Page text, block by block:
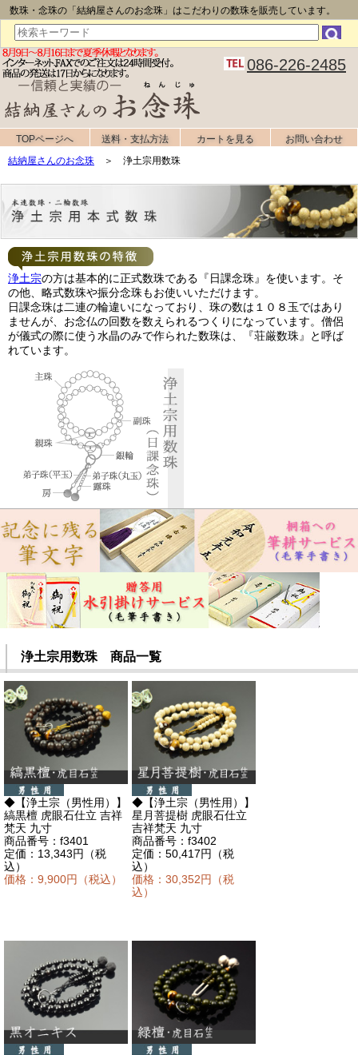
数珠・念珠の「結納屋さんのお念珠」はこだわりの数珠を販売しています。
086-226-2485
TOPページへ 送料・支払方法 カートを見る
お問い合わせ
結納屋さんのお念珠 ＞ 浄土宗用数珠
浄土宗の方は基本的に正式数珠である『日課念珠』を使います。そ
の他、略式数珠や振分念珠もお使いいただけます。
日課念珠は二連の輪違いになっており、珠の数は１０８玉ではあり
ませんが、お念仏の回数を数えられるつくりになっています。僧侶
が儀式の際に使う水晶のみで作られた数珠は、『荘厳数珠』と呼ば
れています。
浄土宗用数珠 商品一覧
◆【浄土宗（男性用）】
縞黒檀 虎眼石仕立 吉祥
梵天 九寸
商品番号：f3401
定価：13,343円（税
込）
価格：9,900円（税込）
◆【浄土宗（男性用）】
星月菩提樹 虎眼石仕立
吉祥梵天 九寸
商品番号：f3402
定価：50,417円（税
込）
価格：30,352円（税
込）